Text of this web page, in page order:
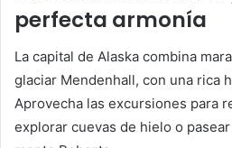
perfecta armonía
La capital de Alaska combina
glaciar Mendenhall, con una rica
Aprovecha las excursiones para
explorar cuevas de hielo o